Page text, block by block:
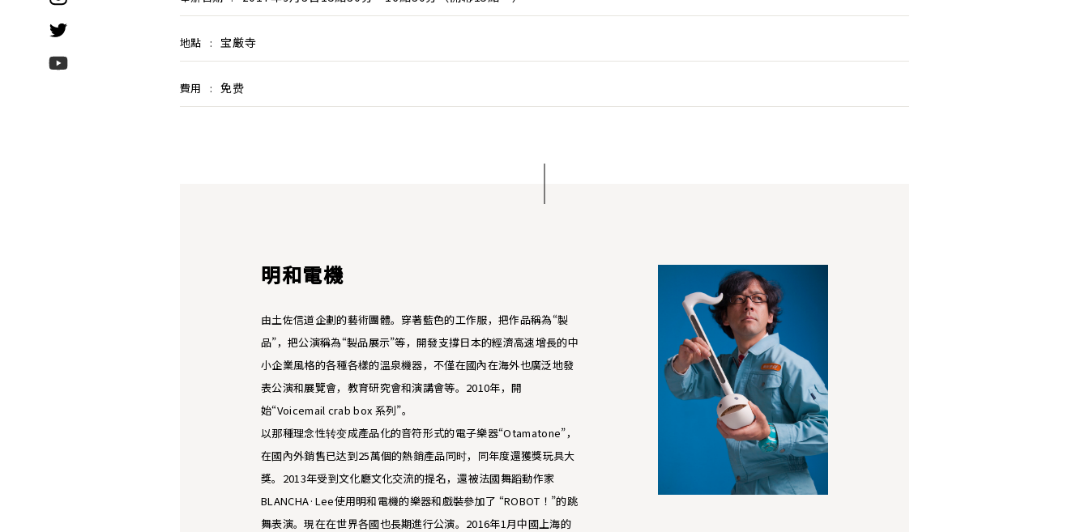
地點 : 宝厳寺
費用 : 免费
明和電機
由土佐信道企劃的藝術團體。穿著藍色的工作服，把作品稱為“製
品”，把公演稱為“製品展示”等，開發支撐日本的經濟高速增長的中
小企業風格的各種各樣的溫泉機器，不僅在國內在海外也廣泛地發
表公演和展覽會，教育研究會和演講會等。2010年，開
始“Voicemail crab box 系列”。
以那種理念性转变成產品化的音符形式的電子樂器“Otamatone”，
在國內外銷售已达到25萬個的熱銷產品同时，同年度還獲獎玩具大
獎。2013年受到文化廳文化交流的提名，還被法國舞蹈動作家
BLANCHA·Lee使用明和電機的樂器和戲裝參加了 “ROBOT！”的跳
舞表演。現在在世界各國也長期進行公演。2016年1月中國上海的